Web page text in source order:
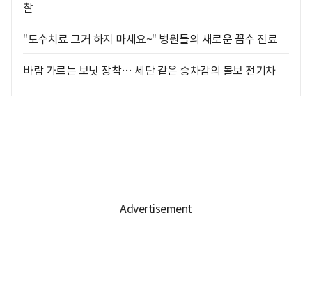
찰
"도수치료 그거 하지 마세요~" 병원들의 새로운 꼼수 진료
바람 가르는 보닛 장착… 세단 같은 승차감의 볼보 전기차